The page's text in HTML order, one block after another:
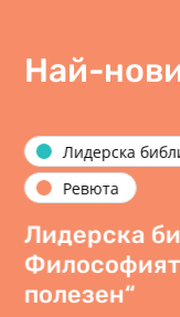
Най-
Лидерска
Ревюта
Лидерска
полезен“